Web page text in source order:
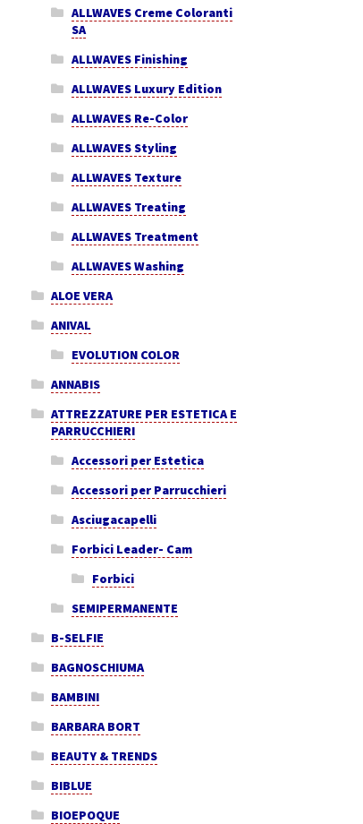
ALLWAVES Creme Coloranti
SA
ALLWAVES Finishing
ALLWAVES Luxury Edition
ALLWAVES Re-Color
ALLWAVES Styling
ALLWAVES Texture
ALLWAVES Treating
ALLWAVES Treatment
ALLWAVES Washing
ALOE VERA
ANIVAL
EVOLUTION COLOR
ANNABIS
ATTREZZATURE PER ESTETICA E
PARRUCCHIERI
Accessori per Estetica
Accessori per Parrucchieri
Asciugacapelli
Forbici Leader- Cam
Forbici
SEMIPERMANENTE
B-SELFIE
BAGNOSCHIUMA
BAMBINI
BARBARA BORT
BEAUTY & TRENDS
BIBLUE
BIOEPOQUE